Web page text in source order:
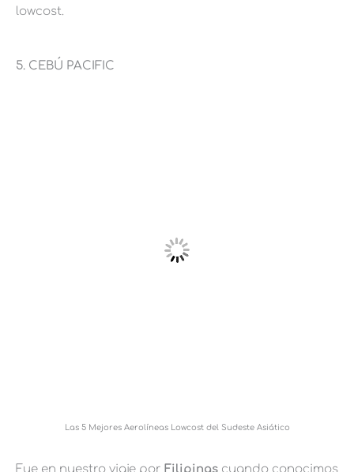
lowcost.
5. CEBÚ PACIFIC
Las 5 Mejores Aerolíneas Lowcost del Sudeste Asiático
Fue en nuestro viaje por Filipinas cuando conocimos